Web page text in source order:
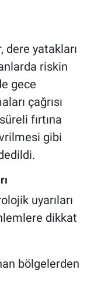
dere yatakları
riskin
gece
çağrısı
fırtına
gibi
uyarıları
dikkat
bölgelerden